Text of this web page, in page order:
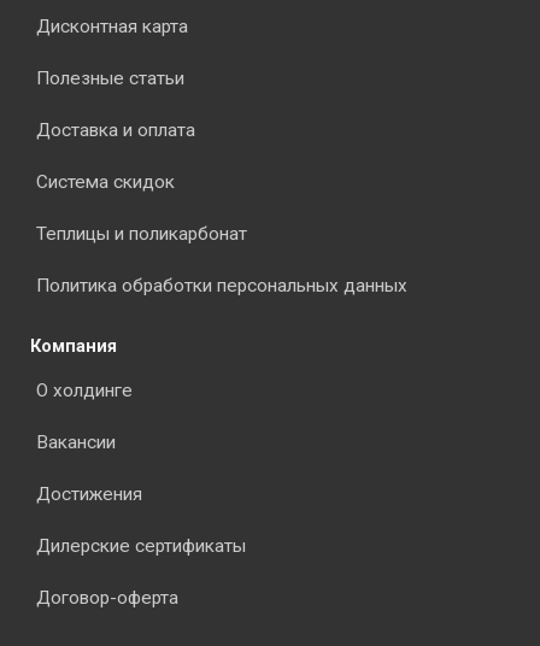
Дисконтная карта
Полезные статьи
Доставка и оплата
Система скидок
Теплицы и поликарбонат
Политика обработки персональных данных
Компания
О холдинге
Вакансии
Достижения
Дилерские сертификаты
Договор-оферта